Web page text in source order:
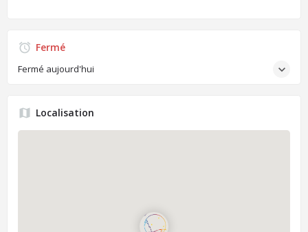
Fermé
Fermé aujourd'hui
Localisation